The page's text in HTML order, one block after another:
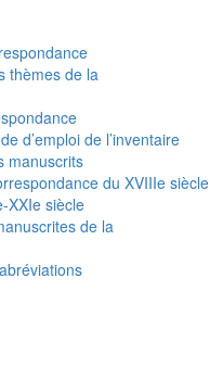
thèmes de la
d’emploi de l’inventaire
manuscrits
du XVIIIe siècle
XXIe siècle
de la